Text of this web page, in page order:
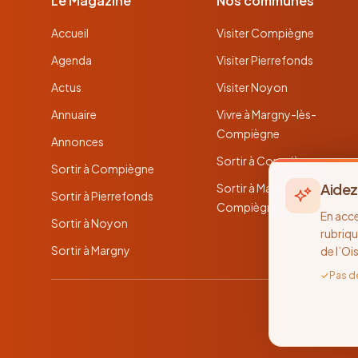
Accueil
Agenda
Actus
Annuaire
Annonces
Sortir à Compiègne
Sortir à Pierrefonds
Sortir à Noyon
Sortir à Margny
Visiter Compiègne
Visiter Pierrefonds
Visiter Noyon
Vivre à Margny-lès-
Compiègne
Sortir à Compiègne
Sortir à Margny-lès-
Compiègne
En
de
✓ Pas